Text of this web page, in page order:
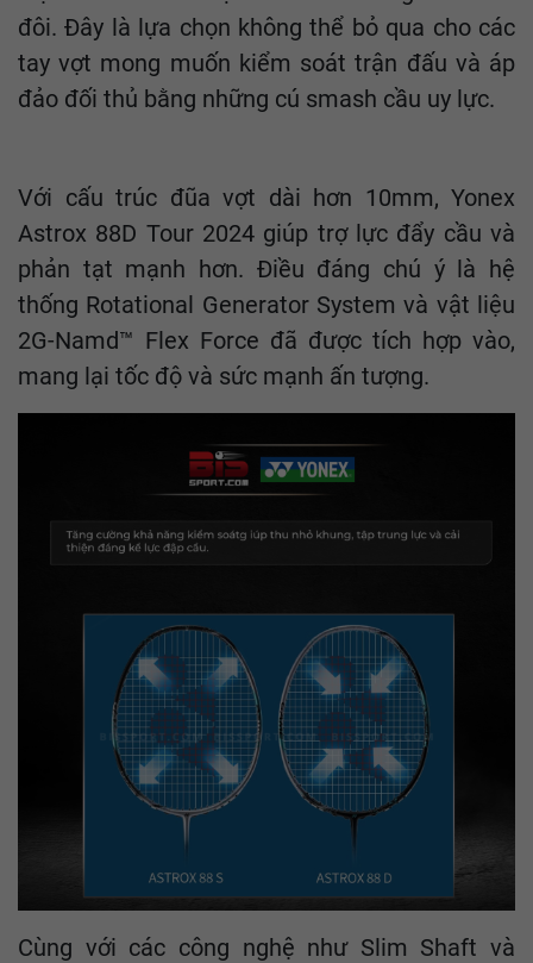
đôi. Đây là lựa chọn không thể bỏ qua cho các
tay vợt mong muốn kiểm soát trận đấu và áp
đảo đối thủ bằng những cú smash cầu uy lực.
Với cấu trúc đũa vợt dài hơn 10mm, Yonex
Astrox 88D Tour 2024 giúp trợ lực đẩy cầu và
phản tạt mạnh hơn. Điều đáng chú ý là hệ
thống Rotational Generator System và vật liệu
2G-Namd™ Flex Force đã được tích hợp vào,
mang lại tốc độ và sức mạnh ấn tượng.
Cùng với các công nghệ như Slim Shaft và